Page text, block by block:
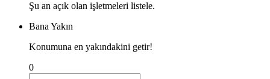
Şu an açık olan işletmeleri listele.
Bana Yakın
Konumuna en yakındakini getir!
0